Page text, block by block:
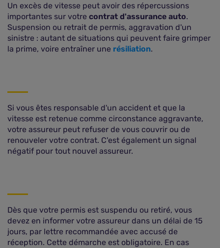
Un excès de vitesse peut avoir des répercussions
importantes sur votre contrat d'assurance auto.
Suspension ou retrait de permis, aggravation d'un
sinistre : autant de situations qui peuvent faire grimper
la prime, voire entraîner une résiliation.
Si vous êtes responsable d'un accident et que la
vitesse est retenue comme circonstance aggravante,
votre assureur peut refuser de vous couvrir ou de
renouveler votre contrat. C'est également un signal
négatif pour tout nouvel assureur.
Dès que votre permis est suspendu ou retiré, vous
devez en informer votre assureur dans un délai de 15
jours, par lettre recommandée avec accusé de
réception. Cette démarche est obligatoire. En cas